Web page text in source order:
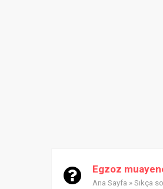
Egzoz
Ana Sayfa » Sıkça